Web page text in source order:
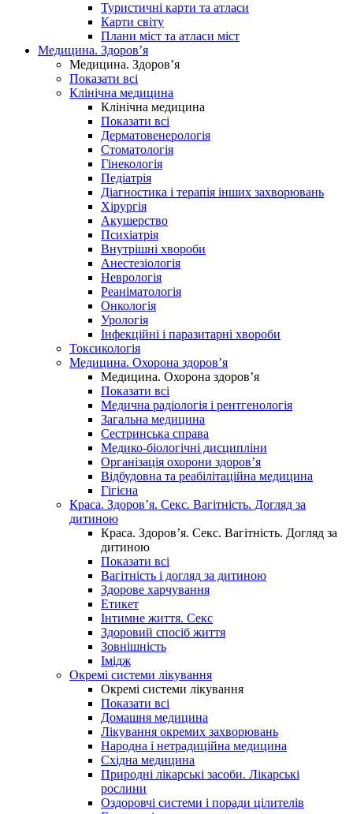
Туристичні карти та атласи
Карти світу
Плани міст та атласи міст
Медицина. Здоров’я
Медицина. Здоров’я
Показати всі
Клінічна медицина
Клінічна медицина
Показати всі
Дерматовенерологія
Стоматологія
Гінекологія
Педіатрія
Діагностика і терапія інших захворювань
Хірургія
Акушерство
Психіатрія
Внутрішні хвороби
Анестезіологія
Неврологія
Реаніматологія
Онкологія
Урологія
Інфекційні і паразитарні хвороби
Токсикологія
Медицина. Охорона здоров’я
Медицина. Охорона здоров’я
Показати всі
Медична радіологія і рентгенологія
Загальна медицина
Сестринська справа
Медико-біологічні дисципліни
Організація охорони здоров’я
Відбудовна та реабілітаційна медицина
Гігієна
Краса. Здоров’я. Секс. Вагітність. Догляд за
дитиною
Краса. Здоров’я. Секс. Вагітність. Догляд за
дитиною
Показати всі
Вагітність і догляд за дитиною
Здорове харчування
Етикет
Інтимне життя. Секс
Здоровий спосіб життя
Зовнішність
Імідж
Окремі системи лікування
Окремі системи лікування
Показати всі
Домашня медицина
Лікування окремих захворювань
Народна і нетрадиційна медицина
Східна медицина
Природні лікарські засоби. Лікарські
рослини
Оздоровчі системи і поради цілителів